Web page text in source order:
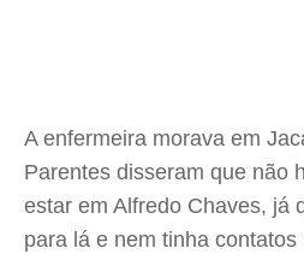
A enfermeira morava em
Parentes disseram que não
estar em Alfredo Chaves, já
para lá e nem tinha contatos